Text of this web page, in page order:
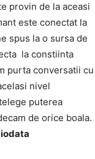
provin de la aceasi
este conectat la
spus la o sursa de
la constiinta
purta conversatii cu
nivel
puterea
de orice boala.